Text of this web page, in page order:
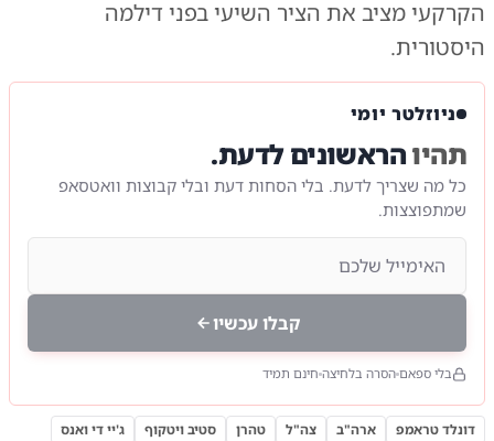
הקרקעי מציב את הציר השיעי בפני דילמה
היסטורית.
ניוזלטר יומי
תהיוהראשונים לדעת.
כל מה שצריך לדעת. בלי הסחות דעת ובלי קבוצות וואטסאפ
שמתפוצצות.
קבלו עכשיו
בלי ספאם הסרה בלחיצה חינם תמיד
דונלד טראמפ ארה"ב צה"ל טהרן סטיב ויטקוף
ג'יי די ואנס